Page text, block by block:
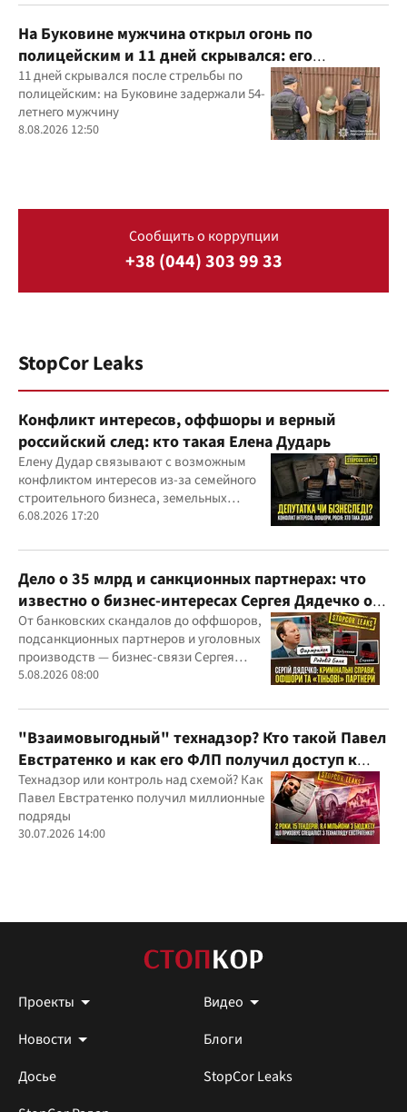
На Буковине мужчина открыл огонь по
полицейским и 11 дней скрывался: его
задержали
11 дней скрывался после стрельбы по
полицейским: на Буковине задержали 54-
летнего мужчину
8.08.2026 12:50
Сообщить о коррупции
+38 (044) 303 99 33
StopCor Leaks
Конфликт интересов, оффшоры и верный
российский след: кто такая Елена Дударь
Елену Дудар связывают с возможным
конфликтом интересов из-за семейного
строительного бизнеса, земельных
скандалов, судебных дел
6.08.2026 17:20
Дело о 35 млрд и санкционных партнерах: что
известно о бизнес-интересах Сергея Дядечко от
"Родовид Банка" до "ФАРМАСЕЛ"
От банковских скандалов до оффшоров,
подсанкционных партнеров и уголовных
производств — бизнес-связи Сергея
Дядечко до сих пор простираются через
юрисдикций
5.08.2026 08:00
"Взаимовыгодный" технадзор? Кто такой Павел
Евстратенко и как его ФЛП получил доступ к
бюджетным миллионам?
Технадзор или контроль над схемой? Как
Павел Евстратенко получил миллионные
подряды
30.07.2026 14:00
Проекты
Видео
Новости
Блоги
Досье
StopCor Leaks